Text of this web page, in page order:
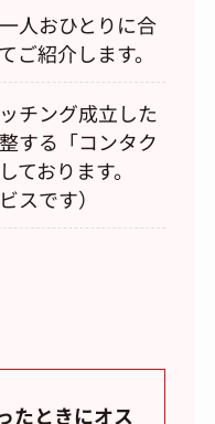
人おひとりに合
ご紹介します。
チング成立した
する「コンタク
ております。
スです）
たときにオス